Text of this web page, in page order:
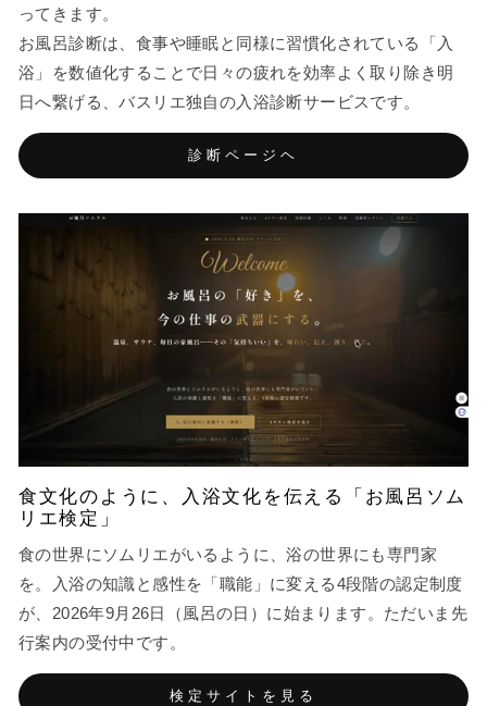
ってきます。
お風呂診断は、食事や睡眠と同様に習慣化されている「入
浴」を数値化することで日々の疲れを効率よく取り除き明
日へ繋げる、バスリエ独自の入浴診断サービスです。
診断ページヘ
食文化のように、入浴文化を伝える「お風呂ソム
リエ検定」
食の世界にソムリエがいるように、浴の世界にも専門家
を。入浴の知識と感性を「職能」に変える4段階の認定制度
が、2026年9月26日（風呂の日）に始まります。ただいま先
行案内の受付中です。
検定サイトを見る